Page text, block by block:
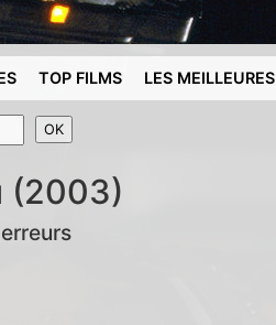
TOP FILMS LES MEILLEURES
(2003)